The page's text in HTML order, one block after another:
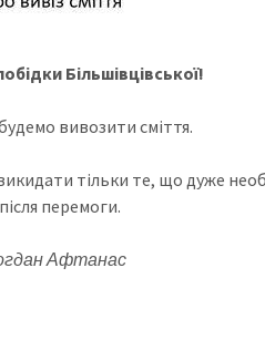
Більшівцівської!
вивозити сміття.
тільки те, що дуже
перемоги.
Афтанас